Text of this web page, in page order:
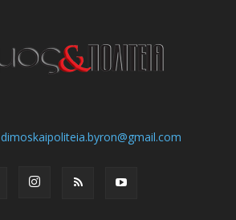
dimoskaipoliteia.byron@gmail.com